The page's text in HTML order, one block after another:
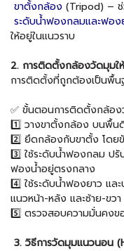
ขาตั้งกล้อง (Tripod) –
ระดับน้ำฟองกลมและฟอง
ให้อยู่ในแนวราบ
2. การติดตั้งกล้องวัดมุมใ
การติดตั้งที่ถูกต้องเป็นพื้น
✅ ขั้นตอนการติดตั้งกล้อ
1️⃣ วางขาตั้งกล้อง บนพื้น
2️⃣ ยึดกล้องกับขาตั้ง โดย
3️⃣ ใช้ระดับน้ำฟองกลม ปรั
ฟองน้ำอยู่ตรงกลาง
4️⃣ ใช้ระดับน้ำฟองยาว แ
แนวหน้า-หลัง และซ้าย-ขวา
5️⃣ ตรวจสอบความมั่นคงข
3. วิธีการวัดมุมแนวนอน